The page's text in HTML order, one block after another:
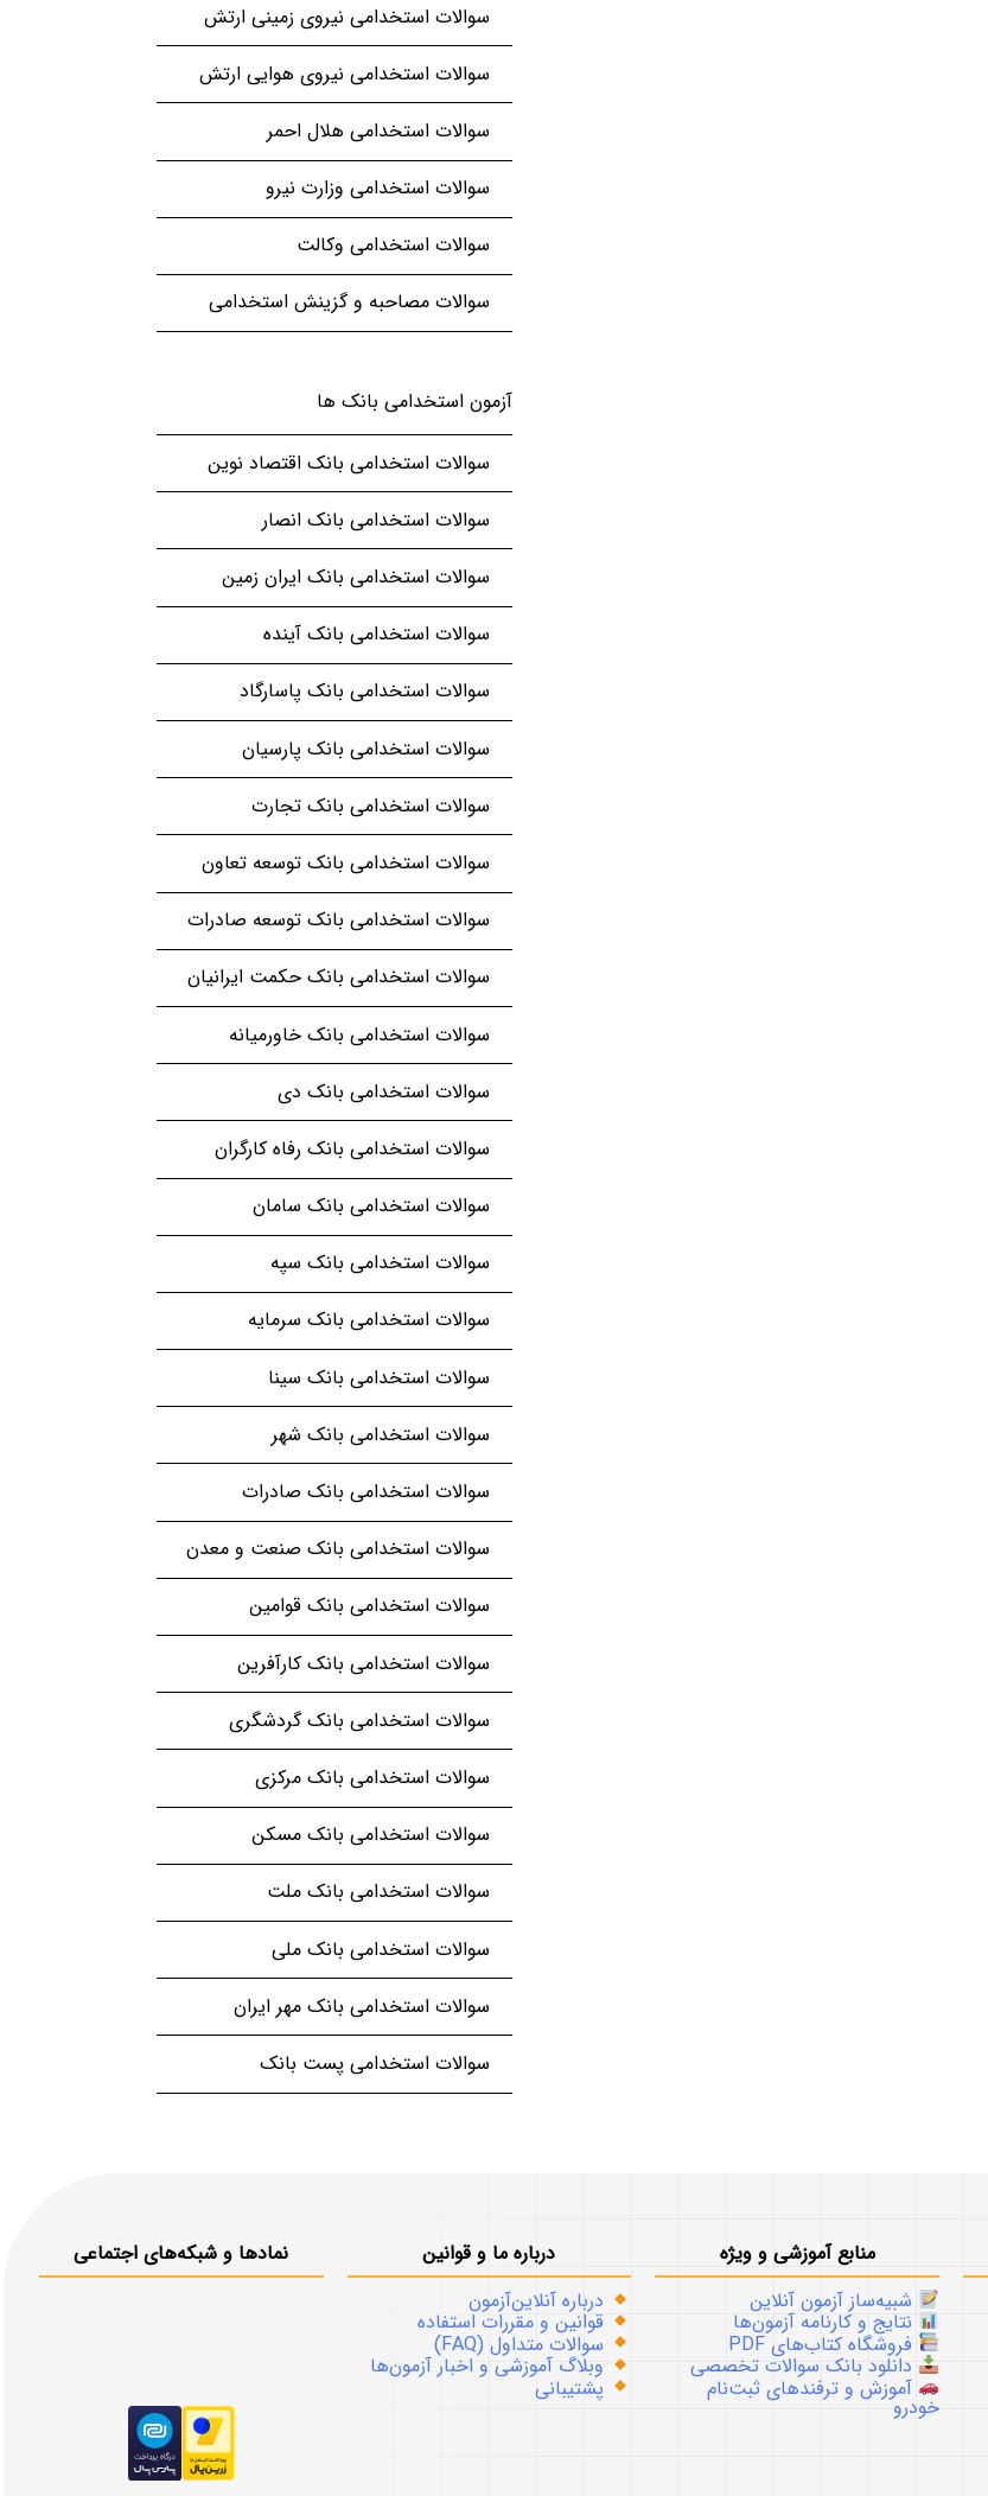
سوالات استخدامی نیروی زمینی ارتش
سوالات استخدامی نیروی هوایی ارتش
سوالات استخدامی هلال احمر
سوالات استخدامی وزارت نیرو
سوالات استخدامی وکالت
سوالات مصاحبه و گزینش استخدامی
آزمون استخدامی بانک ها
سوالات استخدامی بانک اقتصاد نوین
سوالات استخدامی بانک انصار
سوالات استخدامی بانک ایران زمین
سوالات استخدامی بانک آینده
سوالات استخدامی بانک پاسارگاد
سوالات استخدامی بانک پارسیان
سوالات استخدامی بانک تجارت
سوالات استخدامی بانک توسعه تعاون
سوالات استخدامی بانک توسعه صادرات
سوالات استخدامی بانک حکمت ایرانیان
سوالات استخدامی بانک خاورمیانه
سوالات استخدامی بانک دی
سوالات استخدامی بانک رفاه کارگران
سوالات استخدامی بانک سامان
سوالات استخدامی بانک سپه
سوالات استخدامی بانک سرمایه
سوالات استخدامی بانک سینا
سوالات استخدامی بانک شهر
سوالات استخدامی بانک صادرات
سوالات استخدامی بانک صنعت و معدن
سوالات استخدامی بانک قوامین
سوالات استخدامی بانک کارآفرین
سوالات استخدامی بانک گردشگری
سوالات استخدامی بانک مرکزی
سوالات استخدامی بانک مسکن
سوالات استخدامی بانک ملت
سوالات استخدامی بانک ملی
سوالات استخدامی بانک مهر ایران
سوالات استخدامی پست بانک
منابع آموزشی و ویژه
شبیه‌ساز آزمون آنلاین
نتایج و کارنامه آزمون‌ها
فروشگاه کتاب‌های PDF
دانلود بانک سوالات تخصصی
آموزش و ترفندهای ثبت‌نام
خودرو
درباره ما و قوانین
درباره آنلاین‌آزمون
قوانین و مقررات استفاده
سوالات متداول (FAQ)
وبلاگ آموزشی و اخبار آزمون‌ها
پشتیبانی
نمادها و شبکه‌های اجتماعی